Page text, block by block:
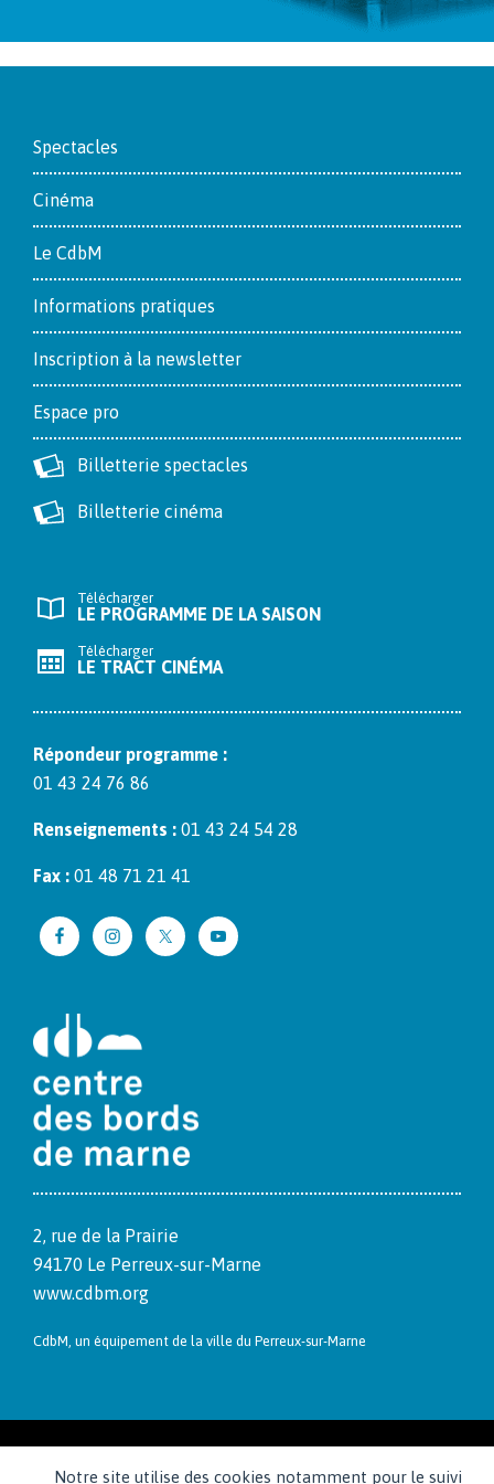
Notre site utilise des cookies notamment pour le suivi
Footer
Spectacles
Cinéma
Le CdbM
Informations pratiques
Inscription à la newsletter
Espace pro
Billetterie spectacles
Billetterie cinéma
Télécharger
LE PROGRAMME DE LA SAISON
Télécharger
LE TRACT CINÉMA
Répon­deur pro­gramme :
01 43 24 76 86
Ren­seigne­ments : 01 43 24 54 28
Fax : 01 48 71 21 41
2, rue de la Prairie
94170 Le Per­reux-sur-Marne
www.cdbm.org
CdbM, un équipement de la ville du Per­reux-sur-Marne
Contacts Mentions légales